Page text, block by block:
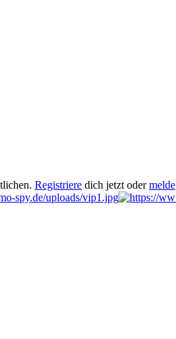
Registriere dich jetzt odermelde